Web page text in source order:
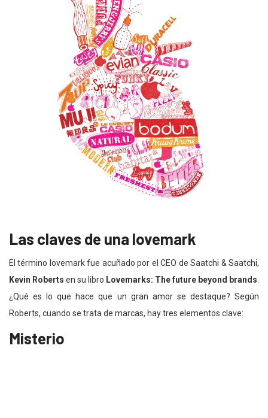
Las claves de una lovemark
El término lovemark fue acuñado por el CEO de Saatchi & Saatchi,
Kevin Roberts en su libro Lovemarks: The future beyond brands
¿Qué es lo que hace que un gran amor se destaque? Según
Roberts, cuando se trata de marcas, hay tres elementos clave:
Misterio